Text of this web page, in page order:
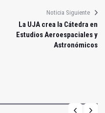
Noticia Siguiente
La UJA crea la Cátedra en
Estudios Aeroespaciales y
Astronómicos